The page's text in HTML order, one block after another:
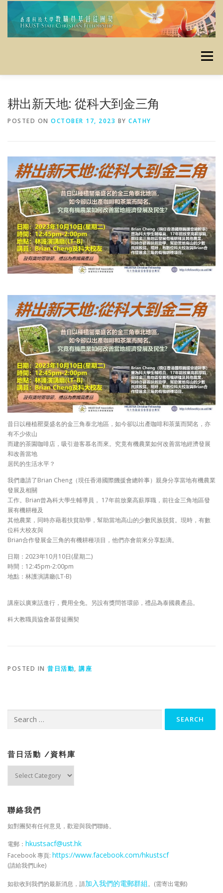
content
Menu
耕出新天地: 從科大到金三角
POSTED ON OCTOBER 17, 2023 BY CATHY
昔日以種植罌粟盛名的金三角泰北地區，如今卻以出產咖啡和茶葉而聞名，亦
有不少依山
而建的茶園咖啡店，吸引遊客慕名而來。究竟有機農業如何改善當地經濟發展
和改善當地
居民的生活水平？
我們邀請了Brian Cheng（現任香港國際饑援會總幹事）親身分享當地有機農業
發展及相關
工作。Brian曾為科大學生輔導員， 17年前放棄高薪厚職，前往金三角地區發
展有機耕種及
其他農業，同時亦藉着扶貧助學，幫助當地高山的少數民族脱貧。現時，有數
位科大校友與
Brian合作發展金三角的有機耕種項目，他們亦會前來分享點滴。
日期：2023年10月10日(星期二)
時間：12:45pm-2:00pm
地點：林護演講廳(LT-B)
講座以廣東話進⾏，費⽤全免。另設有獎問答環節，禮品為泰國農產品。
科大教職員協會基督徒團契
POSTED IN 昔日活動, 講座
for:
昔日活動 /資料庫
/
料
庫
聯絡我們
如對團契有任何意見，歡迎與我們聯絡。
電郵： hkustsacf@ust.hk
Facebook 專頁: https://www.facebook.com/hkustscf
(請給我們Like)
如欲收到我們的最新消息，請加入我們的電郵群組。(需寄出電郵)